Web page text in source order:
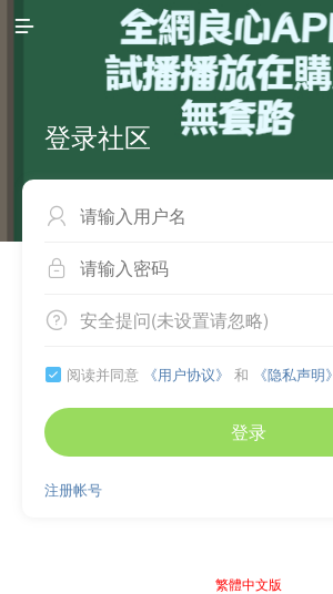

登录社区


 安全提问(未设置请忽略)
 阅读并同意 《用户协议》 和 《隐私声明》
登录
注册帐号
繁體中文版